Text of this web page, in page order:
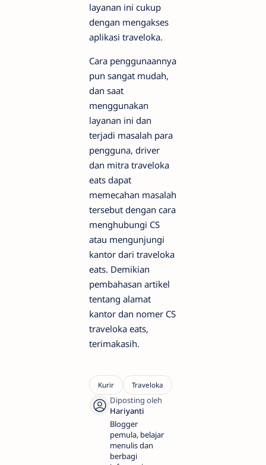
layanan ini cukup
dengan mengakses
aplikasi traveloka.
Cara penggunaannya
pun sangat mudah,
dan saat
menggunakan
layanan ini dan
terjadi masalah para
pengguna, driver
dan mitra traveloka
eats dapat
memecahan masalah
tersebut dengan cara
menghubungi CS
atau mengunjungi
kantor dari traveloka
eats. Demikian
pembahasan artikel
tentang alamat
kantor dan nomer CS
traveloka eats,
terimakasih.
Blogger
pemula, belajar
menulis dan
berbagi